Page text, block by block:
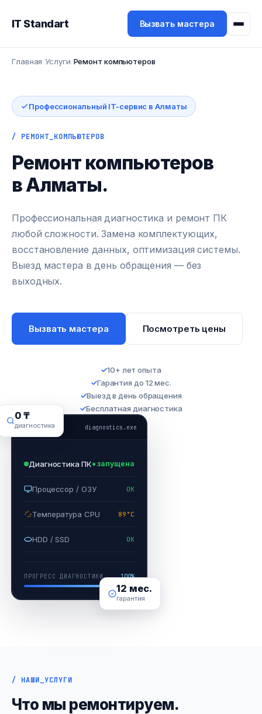
IT Standart Вызвать мастера
Главная/Услуги/Ремонт компьютеров
Профессиональный IT-сервис в Алматы
/ РЕМОНТ_КОМПЬЮТЕРОВ
Ремонт компьютеров
в Алматы.
Профессиональная диагностика и ремонт ПК
любой сложности. Замена комплектующих,
восстановление данных, оптимизация системы.
Выезд мастера в день обращения — без
выходных.
Вызвать мастера Посмотреть цены
✓10+ лет опыта
✓Гарантия до 12 мес.
✓Выезд в день обращения
✓Бесплатная диагностика
diagnostics.exe
Диагностика ПК● запущена
Процессор / ОЗУ OK
Температура CPU 89°C
HDD / SSD OK
ПРОГРЕСС ДИАГНОСТИКИ 100%
0 ₸
диагностика
12 мес.
гарантия
/ НАШИ_УСЛУГИ
Что мы ремонтируем.